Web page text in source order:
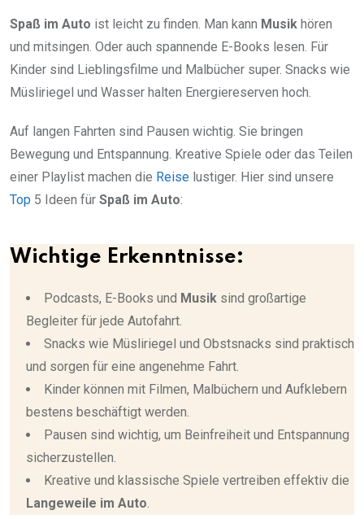
Spaß im Auto ist leicht zu finden. Man kann Musik hören
und mitsingen. Oder auch spannende E-Books lesen. Für
Kinder sind Lieblingsfilme und Malbücher super. Snacks wie
Müsliriegel und Wasser halten Energiereserven hoch.
Auf langen Fahrten sind Pausen wichtig. Sie bringen
Bewegung und Entspannung. Kreative Spiele oder das Teilen
einer Playlist machen die Reise lustiger. Hier sind unsere
Top 5 Ideen für Spaß im Auto:
Wichtige Erkenntnisse:
Podcasts, E-Books und Musik sind großartige
Begleiter für jede Autofahrt.
Snacks wie Müsliriegel und Obstsnacks sind praktisch
und sorgen für eine angenehme Fahrt.
Kinder können mit Filmen, Malbüchern und Aufklebern
bestens beschäftigt werden.
Pausen sind wichtig, um Beinfreiheit und Entspannung
sicherzustellen.
Kreative und klassische Spiele vertreiben effektiv die
Langeweile im Auto.